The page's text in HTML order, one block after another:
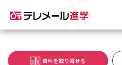
資料請求
資料を取り寄せる